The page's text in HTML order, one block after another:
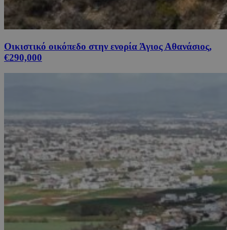
Οικιστικό οικόπεδο στην ενορία Άγιος Αθανάσιος,
€290,000